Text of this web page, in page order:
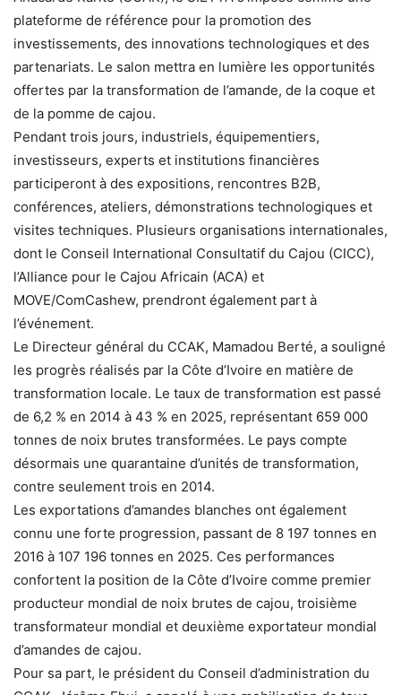
plateforme de référence pour la promotion des
investissements, des innovations technologiques et des
partenariats. Le salon mettra en lumière les opportunités
offertes par la transformation de l’amande, de la coque et
de la pomme de cajou.
Pendant trois jours, industriels, équipementiers,
investisseurs, experts et institutions financières
participeront à des expositions, rencontres B2B,
conférences, ateliers, démonstrations technologiques et
visites techniques. Plusieurs organisations internationales,
dont le Conseil International Consultatif du Cajou (CICC),
l’Alliance pour le Cajou Africain (ACA) et
MOVE/ComCashew, prendront également part à
l’événement.
Le Directeur général du CCAK, Mamadou Berté, a souligné
les progrès réalisés par la Côte d’Ivoire en matière de
transformation locale. Le taux de transformation est passé
de 6,2 % en 2014 à 43 % en 2025, représentant 659 000
tonnes de noix brutes transformées. Le pays compte
désormais une quarantaine d’unités de transformation,
contre seulement trois en 2014.
Les exportations d’amandes blanches ont également
connu une forte progression, passant de 8 197 tonnes en
2016 à 107 196 tonnes en 2025. Ces performances
confortent la position de la Côte d’Ivoire comme premier
producteur mondial de noix brutes de cajou, troisième
transformateur mondial et deuxième exportateur mondial
d’amandes de cajou.
Pour sa part, le président du Conseil d’administration du